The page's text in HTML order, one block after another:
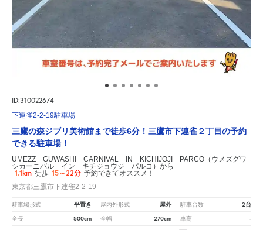
ID:310022674
下連雀2-2-19駐車場
三鷹の森ジブリ美術館まで徒歩6分！三鷹市下連雀２丁目の予約
できる駐車場！
UMEZZ GUWASHI CARNIVAL IN KICHIJOJI PARCO（ウメズグワ
シカーニバル イン キチジョウジ パルコ）から
1.1km 徒歩 15～22分 予約できてオススメ！
東京都三鷹市下連雀2-2-19
駐車場形式 平置き 屋内外形式 屋外 駐車台数 2台
全長 500cm 全幅 270cm 車高 -